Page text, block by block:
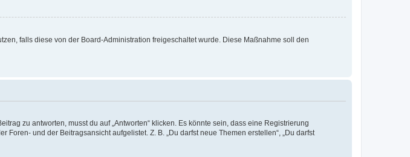
falls diese von der Board-Administration freigeschaltet wurde. Diese Maßnahme soll den
zu antworten, musst du auf „Antworten“ klicken. Es könnte sein, dass eine Registrierung
und der Beitragsansicht aufgelistet. Z. B. „Du darfst neue Themen erstellen“, „Du darfst